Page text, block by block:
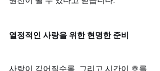
열정적인 사랑을 위한 현명한 준비
사랑이 깊어질수록, 그리고 시간이 흐를